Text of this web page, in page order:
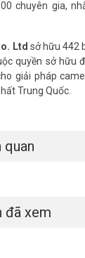
chuyên gia,
Ltd sở hữu 442
quyền sở hữu
giải pháp
Trung Quốc.
quan
đã xem